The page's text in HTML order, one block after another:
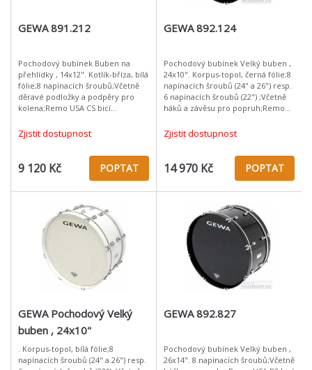
GEWA 891.212
Pochodový bubínek Buben na
přehlídky , 14x12". Kotlík-bříza, bílá
fólie;8 napínacích šroubů;Včetně
děravé podložky a podpěry pro
kolena;Remo USA CS bicí
rezonanční blány;Hmotnost: 4,1kg
(14x10")
Zjistit dostupnost
9 120 Kč POPTAT
GEWA 892.124
Pochodový bubínek Velký buben ,
24x10". Korpus-topol, černá fólie;8
napínacích šroubů (24" a 26") resp.
6 napínacích šroubů (22") ;Včetně
háků a závěsu pro popruh;Remo
blána;Dusítko;Hmotnost:
Zjistit dostupnost
14 970 Kč POPTAT
GEWA Pochodový Velký
buben , 24x10"
. Korpus-topol, bílá fólie;8
napínacích šroubů (24" a 26") resp.
GEWA 892.827
Pochodový bubínek Velký buben ,
26x14". 8 napínacích šroubů;Včetně